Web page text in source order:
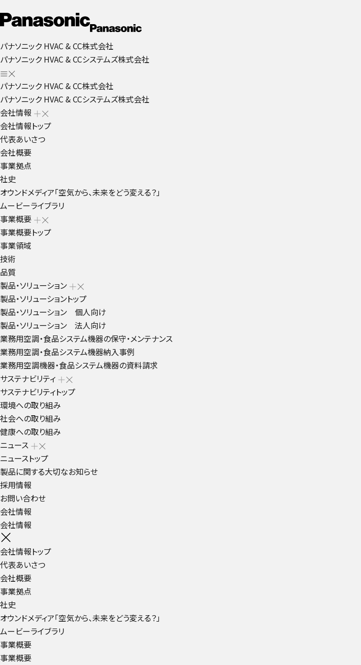
パナソニック HVAC & CC株式会社
パナソニック HVAC & CCシステムズ株式会社
パナソニック HVAC & CC株式会社
パナソニック HVAC & CCシステムズ株式会社
会社情報
会社情報トップ
代表あいさつ
会社概要
事業拠点
社史
オウンドメディア「空気から、未来をどう変える？」
ムービーライブラリ
事業概要
事業概要トップ
事業領域
技術
品質
製品・ソリューション
製品・ソリューショントップ
製品・ソリューション 個人向け
製品・ソリューション 法人向け
業務用空調・食品システム機器の保守・メンテナンス
業務用空調・食品システム機器納入事例
業務用空調機器・食品システム機器の資料請求
サステナビリティ
サステナビリティトップ
環境への取り組み
社会への取り組み
健康への取り組み
ニュース
ニューストップ
製品に関する大切なお知らせ
採用情報
お問い合わせ
会社情報
会社情報
会社情報トップ
代表あいさつ
会社概要
事業拠点
社史
オウンドメディア「空気から、未来をどう変える？」
ムービーライブラリ
事業概要
事業概要